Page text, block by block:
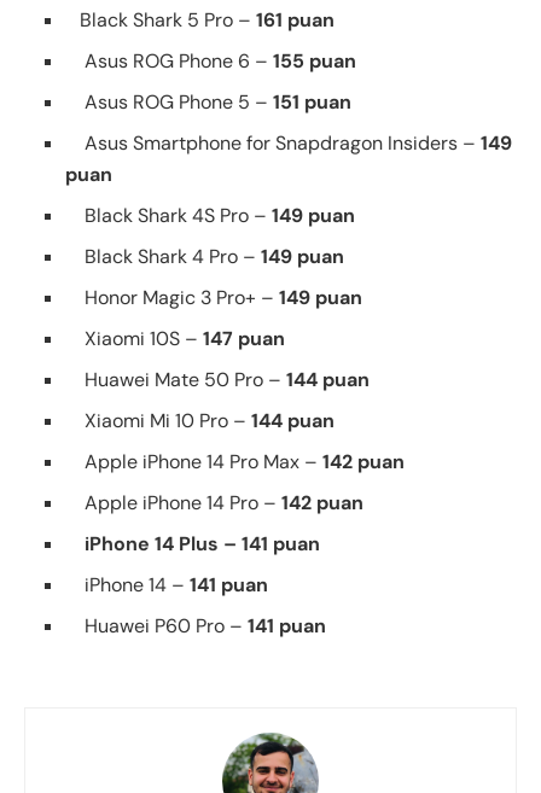
Black Shark 5 Pro – 161 puan
Asus ROG Phone 6 –155 puan
Asus ROG Phone 5 –151 puan
Asus Smartphone for Snapdragon Insiders – 149
puan
Black Shark 4S Pro –149 puan
Black Shark 4 Pro –149 puan
Honor Magic 3 Pro+ –149 puan
Xiaomi 10S –147 puan
Huawei Mate 50 Pro –144 puan
Xiaomi Mi 10 Pro – 144 puan
Apple iPhone 14 Pro Max –142 puan
Apple iPhone 14 Pro –142 puan
iPhone 14 Plus – 141 puan
iPhone 14 –141 puan
Huawei P60 Pro –141 puan